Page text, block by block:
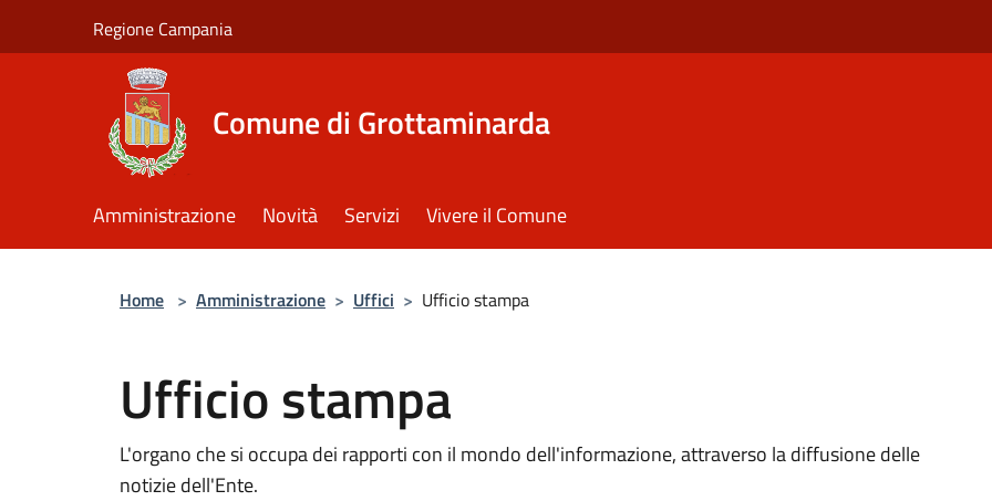
Regione Campania
Comune di Grottaminarda
Amministrazione Novità Servizi Vivere il Comune
Home > Amministrazione > Uffici > Ufficio stampa
Ufficio stampa
L'organo che si occupa dei rapporti con il mondo dell'informazione, attraverso la diffusione delle
notizie dell'Ente.